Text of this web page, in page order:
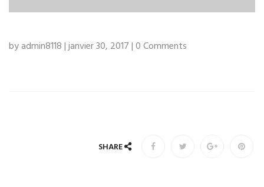
by admin8118 | janvier 30, 2017 | 0 Comments
SHARE